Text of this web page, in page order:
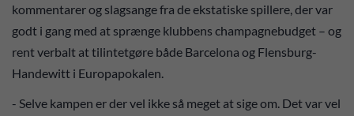
kommentarer og slagsange fra de ekstatiske spillere, der var
godt i gang med at sprænge klubbens champagnebudget – og
rent verbalt at tilintetgøre både Barcelona og Flensburg-
Handewitt i Europapokalen.
- Selve kampen er der vel ikke så meget at sige om. Det var vel